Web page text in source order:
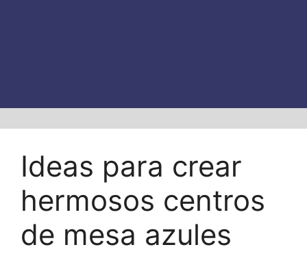
Ideas para crear
hermosos centros
de mesa azules